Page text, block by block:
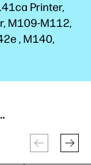
Printer,
M109-M112,
, M140,